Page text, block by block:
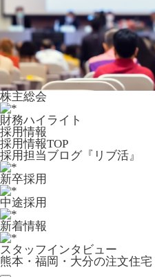
株主総会
財務ハイライト
採用情報
採用情報TOP
採用担当ブログ『リブ活』
新卒採用
中途採用
新着情報
スタッフインタビュー
熊本・福岡・大分の注文住